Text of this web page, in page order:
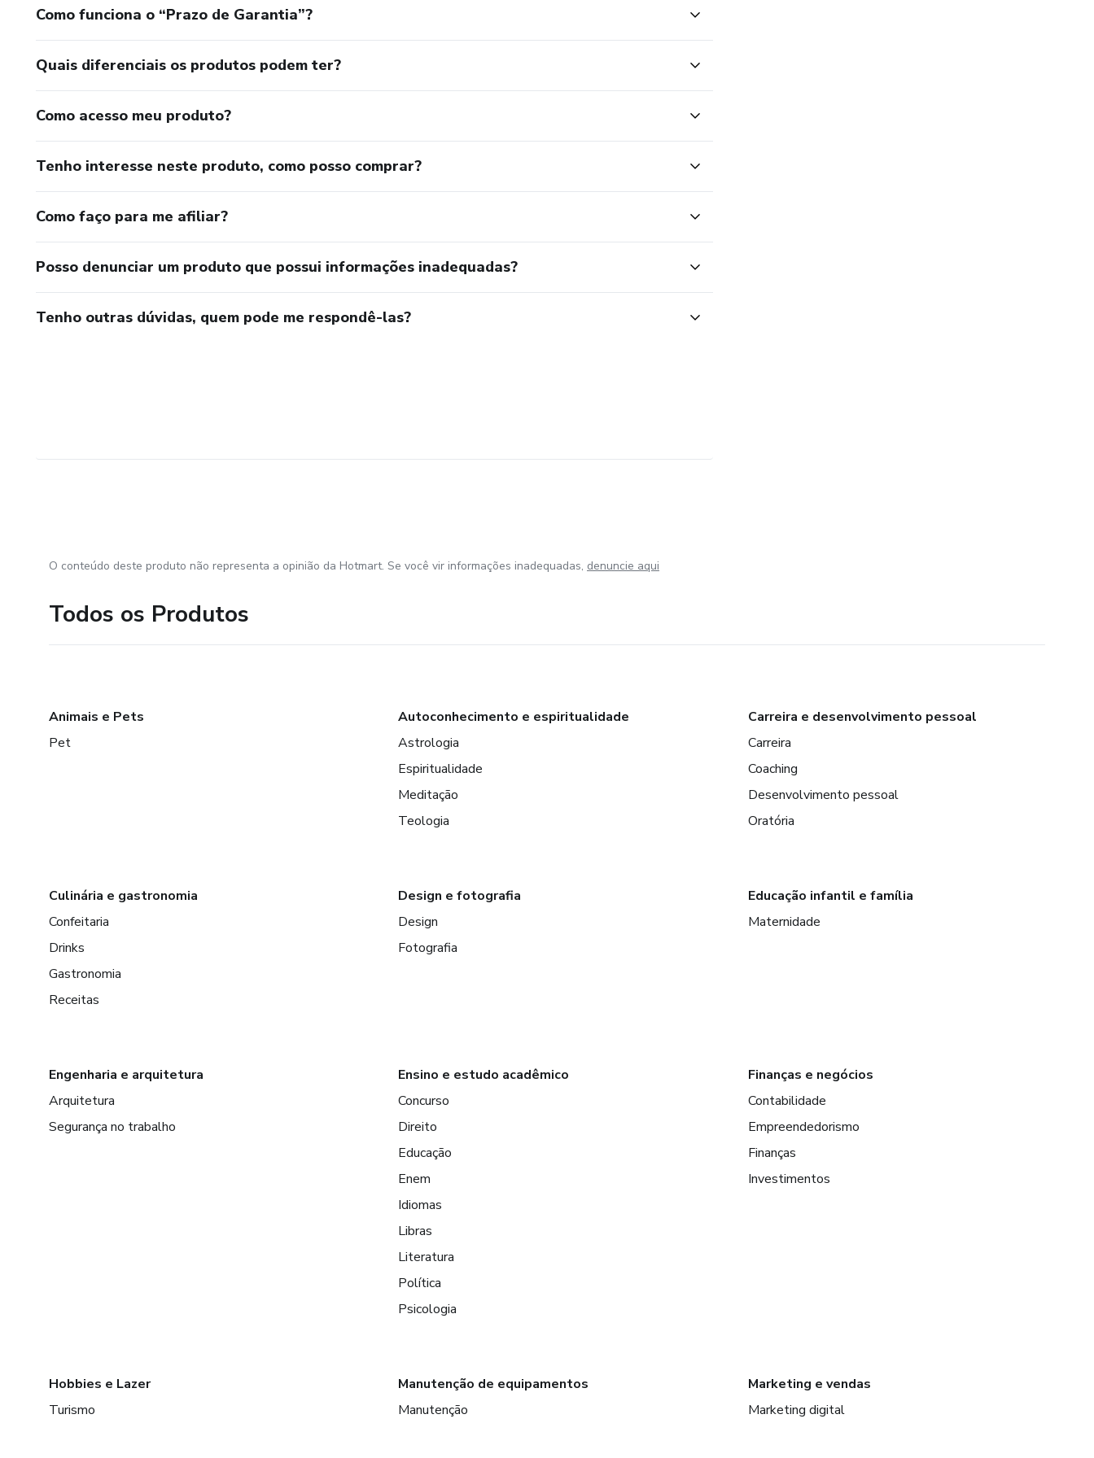
Como funciona o “Prazo de Garantia”?
Quais diferenciais os produtos podem ter?
Como acesso meu produto?
Tenho interesse neste produto, como posso comprar?
Como faço para me afiliar?
Posso denunciar um produto que possui informações inadequadas?
Tenho outras dúvidas, quem pode me respondê-las?
O conteúdo deste produto não representa a opinião da Hotmart. Se você vir informações inadequadas, denuncie aqui
Todos os Produtos
Animais e Pets
Pet
Autoconhecimento e espiritualidade
Astrologia
Espiritualidade
Meditação
Teologia
Carreira e desenvolvimento pessoal
Carreira
Coaching
Desenvolvimento pessoal
Oratória
Culinária e gastronomia
Confeitaria
Drinks
Gastronomia
Receitas
Design e fotografia
Design
Fotografia
Educação infantil e família
Maternidade
Engenharia e arquitetura
Arquitetura
Segurança no trabalho
Ensino e estudo acadêmico
Concurso
Direito
Educação
Enem
Idiomas
Libras
Literatura
Política
Psicologia
Finanças e negócios
Contabilidade
Empreendedorismo
Finanças
Investimentos
Hobbies e Lazer
Turismo
Manutenção de equipamentos
Manutenção
Marketing e vendas
Marketing digital